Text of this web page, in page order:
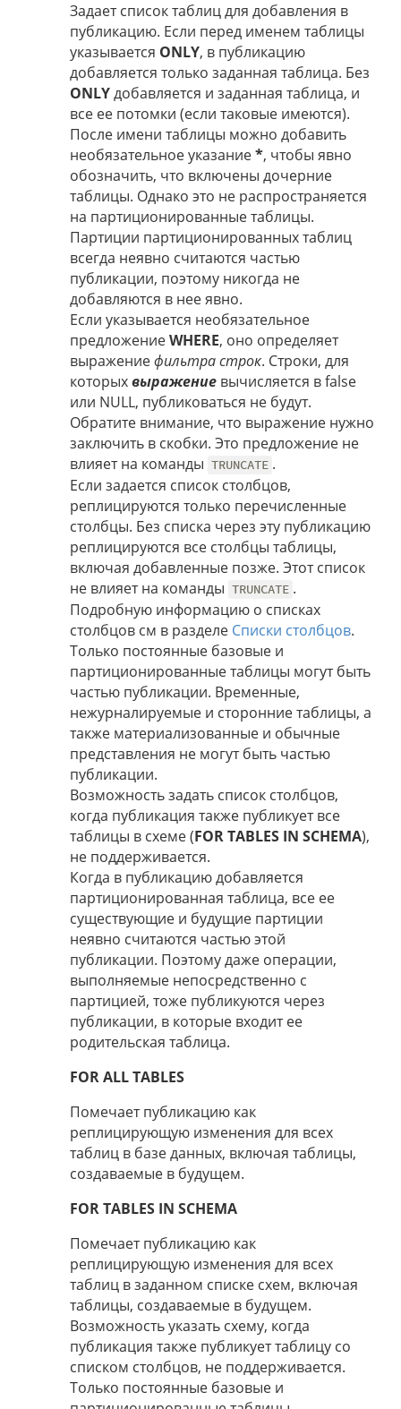
Задает список таблиц для добавления в
публикацию. Если перед именем таблицы
указывается ONLY, в публикацию
добавляется только заданная таблица. Без
ONLYдобавляется и заданная таблица, и
все ее потомки (если таковые имеются).
После имени таблицы можно добавить
необязательное указание*, чтобы явно
обозначить, что включены дочерние
таблицы. Однако это не распространяется
на партиционированные таблицы.
Партиции партиционированных таблиц
всегда неявно считаются частью
публикации, поэтому никогда не
добавляются в нее явно.
Если указывается необязательное
предложениеWHERE, оно определяет
выражениефильтра строк. Строки, для
которыхвыражение вычисляется в false
или NULL, публиковаться не будут.
Обратите внимание, что выражение нужно
заключить в скобки. Это предложение не
влияет на команды TRUNCATE .
Если задается список столбцов,
реплицируются только перечисленные
столбцы. Без списка через эту публикацию
реплицируются все столбцы таблицы,
включая добавленные позже. Этот список
не влияет на команды TRUNCATE .
Подробную информацию о списках
столбцов см в разделе Списки столбцов.
Только постоянные базовые и
партиционированные таблицы могут быть
частью публикации. Временные,
нежурналируемые и сторонние таблицы, а
также материализованные и обычные
представления не могут быть частью
публикации.
Возможность задать список столбцов,
когда публикация также публикует все
таблицы в схеме (FOR TABLES IN SCHEMA),
не поддерживается.
Когда в публикацию добавляется
партиционированная таблица, все ее
существующие и будущие партиции
неявно считаются частью этой
публикации. Поэтому даже операции,
выполняемые непосредственно с
партицией, тоже публикуются через
публикации, в которые входит ее
родительская таблица.
FOR ALL TABLES
Помечает публикацию как
реплицирующую изменения для всех
таблиц в базе данных, включая таблицы,
создаваемые в будущем.
FOR TABLES IN SCHEMA
Помечает публикацию как
реплицирующую изменения для всех
таблиц в заданном списке схем, включая
таблицы, создаваемые в будущем.
Возможность указать схему, когда
публикация также публикует таблицу со
списком столбцов, не поддерживается.
Только постоянные базовые и